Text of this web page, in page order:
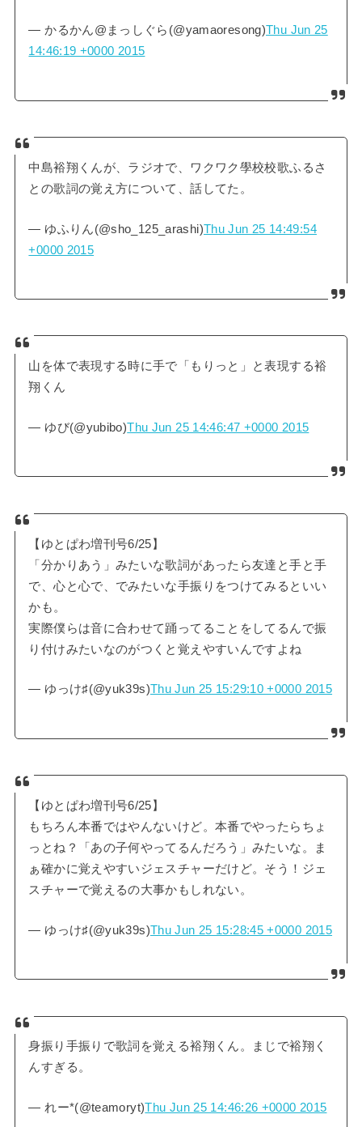
— かるかん@まっしぐら(@yamaoresong)Thu Jun 25
14:46:19 +0000 2015
中島裕翔くんが、ラジオで、ワクワク學校校歌ふるさ
との歌詞の覚え方について、話してた。
— ゆふりん(@sho_125_arashi)Thu Jun 25 14:49:54
+0000 2015
山を体で表現する時に手で「もりっと」と表現する裕
翔くん
— ゆび(@yubibo)Thu Jun 25 14:46:47 +0000 2015
【ゆとぱわ増刊号6/25】
「分かりあう」みたいな歌詞があったら友達と手と手
で、心と心で、でみたいな手振りをつけてみるといい
かも。
実際僕らは音に合わせて踊ってることをしてるんで振
り付けみたいなのがつくと覚えやすいんですよね
— ゆっけ♯(@yuk39s)Thu Jun 25 15:29:10 +0000 2015
【ゆとぱわ増刊号6/25】
もちろん本番ではやんないけど。本番でやったらちょ
っとね？「あの子何やってるんだろう」みたいな。ま
ぁ確かに覚えやすいジェスチャーだけど。そう！ジェ
スチャーで覚えるの大事かもしれない。
— ゆっけ♯(@yuk39s)Thu Jun 25 15:28:45 +0000 2015
身振り手振りで歌詞を覚える裕翔くん。まじで裕翔く
んすぎる。
— れー*(@teamoryt)Thu Jun 25 14:46:26 +0000 2015